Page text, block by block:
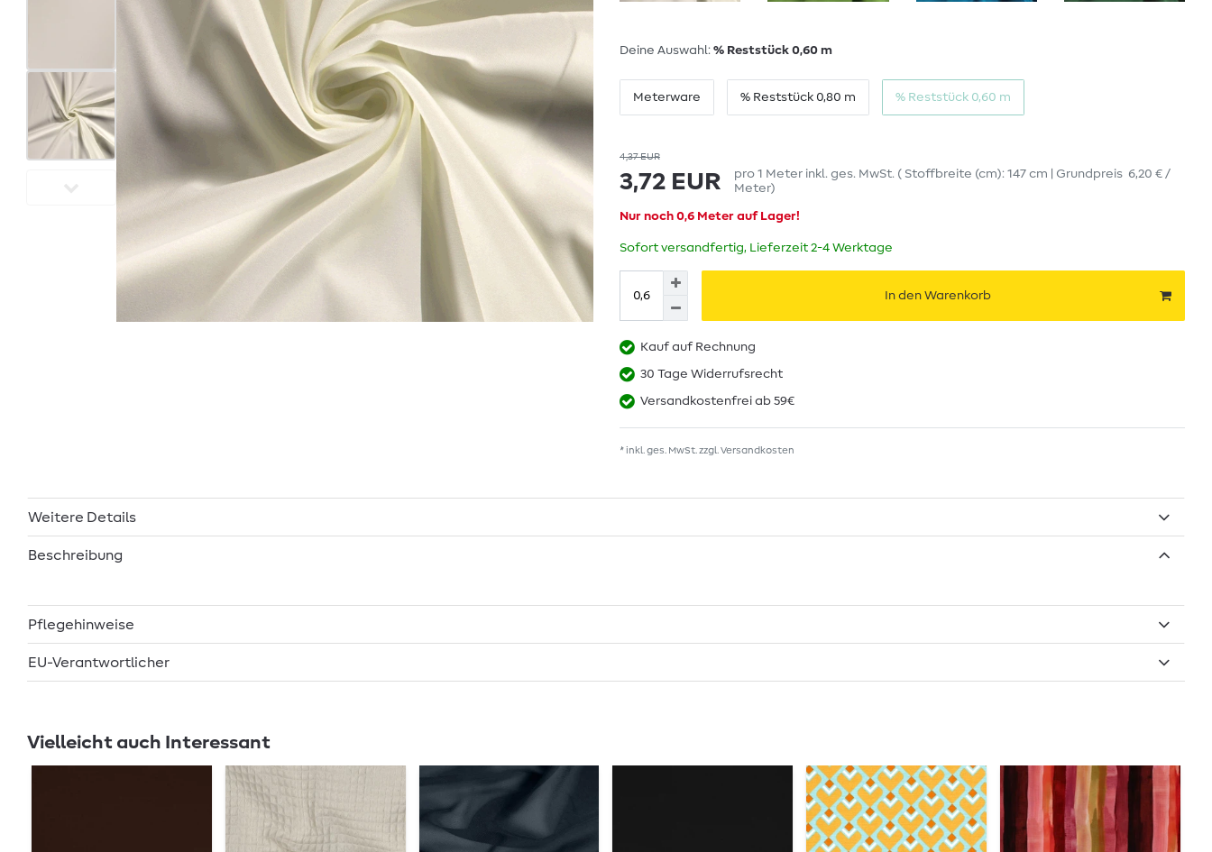
Deine Auswahl: % Reststück 0,60 m
Meterware % Reststück 0,80 m % Reststück 0,60 m
4,37 EUR
3,72 EUR pro 1 Meter inkl. ges. MwSt. ( Stoffbreite (cm): 147 cm | Grundpreis 6,20 € /
Meter)
Nur noch 0,6 Meter auf Lager!
Sofort versandfertig, Lieferzeit 2-4 Werktage
In den Warenkorb
Kauf auf Rechnung
30 Tage Widerrufsrecht
Versandkostenfrei ab 59€
* inkl. ges. MwSt. zzgl.Versandkosten
Weitere Details
Beschreibung
Pflegehinweise
EU-Verantwortlicher
Vielleicht auch Interessant